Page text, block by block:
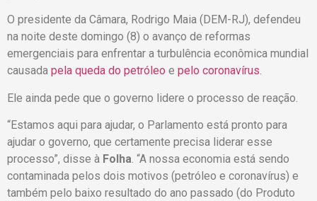
O presidente da Câmara, Rodrigo Maia (DEM-RJ), defendeu
na noite deste domingo (8) o avanço de reformas
emergenciais para enfrentar a turbulência econômica mundial
causada pela queda do petróleo e pelo coronavírus.
Ele ainda pede que o governo lidere o processo de reação.
“Estamos aqui para ajudar, o Parlamento está pronto para
ajudar o governo, que certamente precisa liderar esse
processo”, disse à Folha. “A nossa economia está sendo
contaminada pelos dois motivos (petróleo e coronavírus) e
também pelo baixo resultado do ano passado (do Produto